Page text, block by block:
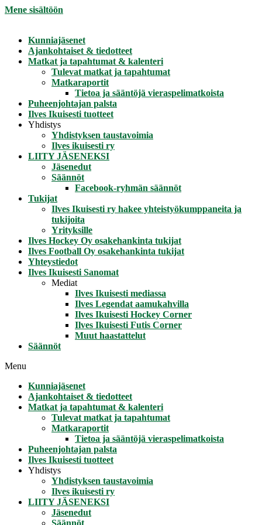
Mene sisältöön
Kunniajäsenet
Ajankohtaiset & tiedotteet
Matkat ja tapahtumat & kalenteri
Tulevat matkat ja tapahtumat
Matkaraportit
Tietoa ja sääntöjä vieraspelimatkoista
Puheenjohtajan palsta
Ilves Ikuisesti tuotteet
Yhdistys
Yhdistyksen taustavoimia
Ilves ikuisesti ry
LIITY JÄSENEKSI
Jäsenedut
Säännöt
Facebook-ryhmän säännöt
Tukijat
Ilves Ikuisesti ry hakee yhteistyökumppaneita ja
tukijoita
Yrityksille
Ilves Hockey Oy osakehankinta tukijat
Ilves Football Oy osakehankinta tukijat
Yhteystiedot
Ilves Ikuisesti Sanomat
Mediat
Ilves Ikuisesti mediassa
Ilves Legendat aamukahvilla
Ilves Ikuisesti Hockey Corner
Ilves Ikuisesti Futis Corner
Muut haastattelut
Säännöt
Menu
Kunniajäsenet
Ajankohtaiset & tiedotteet
Matkat ja tapahtumat & kalenteri
Tulevat matkat ja tapahtumat
Matkaraportit
Tietoa ja sääntöjä vieraspelimatkoista
Puheenjohtajan palsta
Ilves Ikuisesti tuotteet
Yhdistys
Yhdistyksen taustavoimia
Ilves ikuisesti ry
LIITY JÄSENEKSI
Jäsenedut
Säännöt